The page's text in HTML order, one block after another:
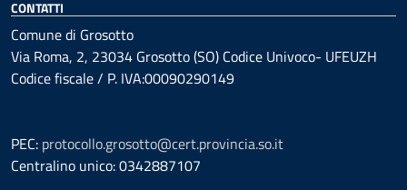
CONTATTI
Comune di Grosotto
Via Roma, 2, 23034 Grosotto (SO) Codice Univoco- UFEUZH
Codice fiscale / P. IVA:00090290149
PEC: protocollo.grosotto@cert.provincia.so.it
Centralino unico: 0342887107